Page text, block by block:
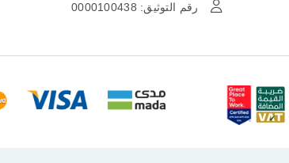
رقم التوثيق: 0000100438